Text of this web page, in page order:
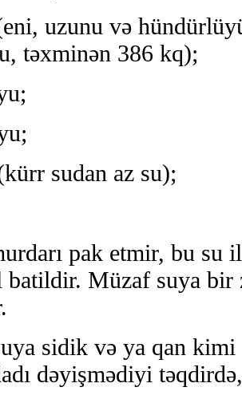
uzunu və
təxminən 386 kq);
sudan az su);
pak etmir, bu su
Müzaf suya bir
sidik və ya qan kimi
dəyişmədiyi